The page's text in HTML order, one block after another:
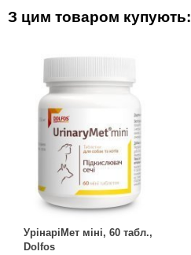
З цим товаром купують:
УрінаріМет міні, 60 табл.,
Dolfos